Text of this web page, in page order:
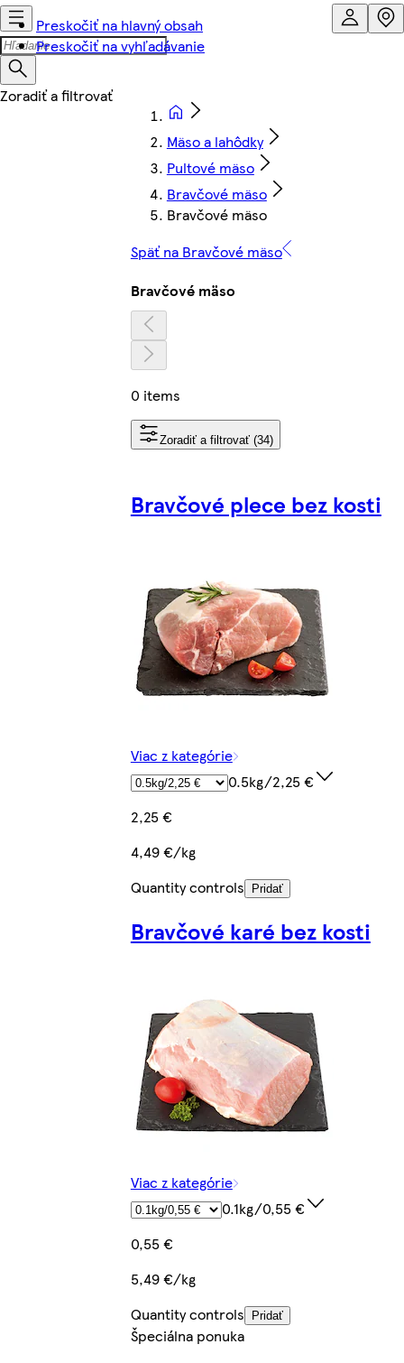
Preskočiť na hlavný obsah
Preskočiť na vyhľadávanie
Mäso a lahôdky
Pultové mäso
Bravčové mäso
Bravčové mäso
Späť na Bravčové mäso
Bravčové mäso
0 items
Zoradiť a filtrovať (34)
Bravčové plece bez kosti
Viac z kategórie
0.5kg/2,25 €
2,25 €
4,49 €/kg
Quantity controls
Pridať
Bravčové karé bez kosti
Viac z kategórie
0.1kg/0,55 €
0,55 €
5,49 €/kg
Quantity controls
Pridať
Špeciálna ponuka